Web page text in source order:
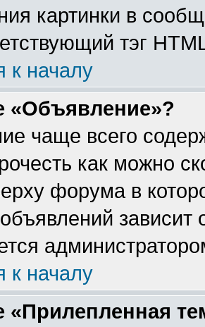
картинки в
тэг
к началу
«Объявление»?
чаще всего
как можно
форума в
зависит
к началу
«Прилепленная